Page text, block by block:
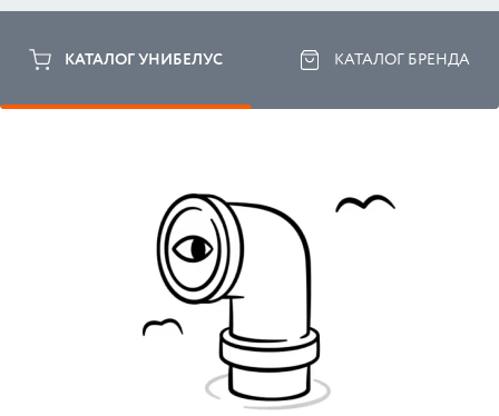
КАТАЛОГ УНИБЕЛУС КАТАЛОГ БРЕНДА